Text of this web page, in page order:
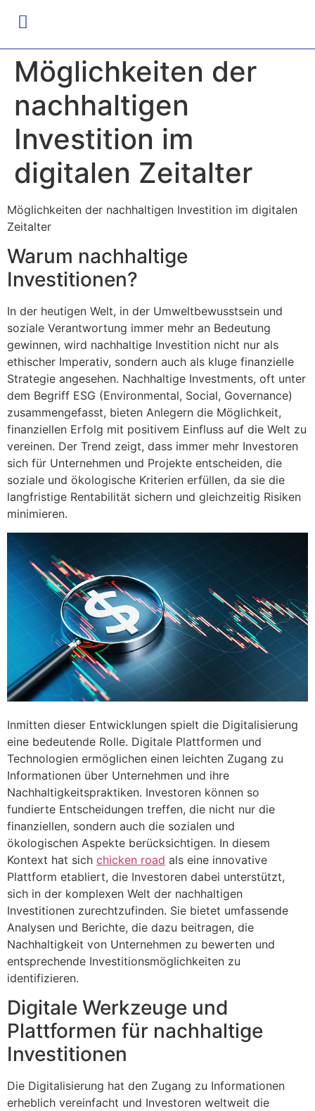
Möglichkeiten der
nachhaltigen
Investition im
digitalen Zeitalter
Möglichkeiten der nachhaltigen Investition im digitalen
Zeitalter
Warum nachhaltige
Investitionen?
In der heutigen Welt, in der Umweltbewusstsein und
soziale Verantwortung immer mehr an Bedeutung
gewinnen, wird nachhaltige Investition nicht nur als
ethischer Imperativ, sondern auch als kluge finanzielle
Strategie angesehen. Nachhaltige Investments, oft unter
dem Begriff ESG (Environmental, Social, Governance)
zusammengefasst, bieten Anlegern die Möglichkeit,
finanziellen Erfolg mit positivem Einfluss auf die Welt zu
vereinen. Der Trend zeigt, dass immer mehr Investoren
sich für Unternehmen und Projekte entscheiden, die
soziale und ökologische Kriterien erfüllen, da sie die
langfristige Rentabilität sichern und gleichzeitig Risiken
minimieren.
Inmitten dieser Entwicklungen spielt die Digitalisierung
eine bedeutende Rolle. Digitale Plattformen und
Technologien ermöglichen einen leichten Zugang zu
Informationen über Unternehmen und ihre
Nachhaltigkeitspraktiken. Investoren können so
fundierte Entscheidungen treffen, die nicht nur die
finanziellen, sondern auch die sozialen und
ökologischen Aspekte berücksichtigen. In diesem
Kontext hat sich chicken road als eine innovative
Plattform etabliert, die Investoren dabei unterstützt,
sich in der komplexen Welt der nachhaltigen
Investitionen zurechtzufinden. Sie bietet umfassende
Analysen und Berichte, die dazu beitragen, die
Nachhaltigkeit von Unternehmen zu bewerten und
entsprechende Investitionsmöglichkeiten zu
identifizieren.
Digitale Werkzeuge und
Plattformen für nachhaltige
Investitionen
Die Digitalisierung hat den Zugang zu Informationen
erheblich vereinfacht und Investoren weltweit die